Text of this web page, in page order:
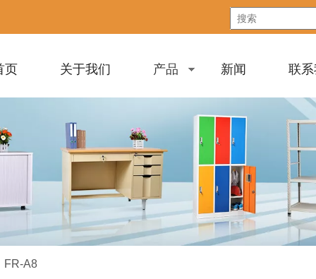
页 关于我们 产品 新闻 联
FR-A8